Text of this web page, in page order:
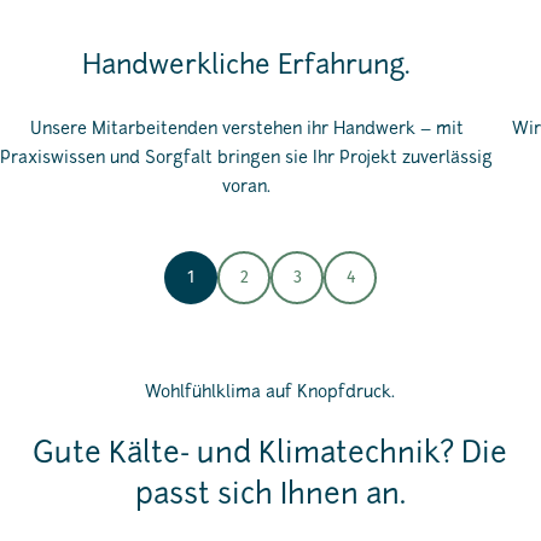
Handwerkliche Erfahrung.
Unsere Mitarbeitenden verstehen ihr Handwerk – mit
Praxiswissen und Sorgfalt bringen sie Ihr Projekt zuverlässig
voran.
1 2 3 4
Wohlfühlklima auf Knopfdruck.
Gute Kälte- und Klimatechnik? Die
passt sich Ihnen an.